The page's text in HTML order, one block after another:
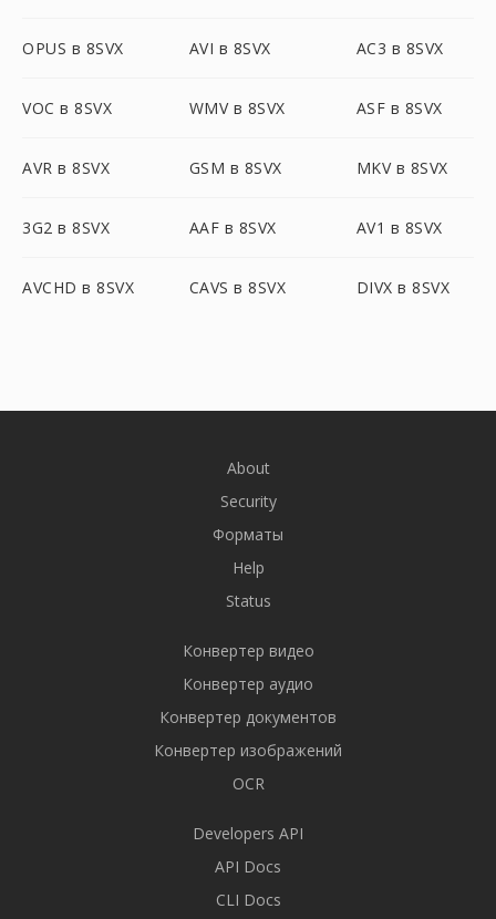
OPUS в 8SVX AVI в 8SVX AC3 в 8SVX
VOC в 8SVX WMV в 8SVX ASF в 8SVX
AVR в 8SVX GSM в 8SVX MKV в 8SVX
3G2 в 8SVX AAF в 8SVX AV1 в 8SVX
AVCHD в 8SVX CAVS в 8SVX DIVX в 8SVX
About
Security
Форматы
Help
Status
Конвертер видео
Конвертер аудио
Конвертер документов
Конвертер изображений
OCR
Developers API
API Docs
CLI Docs